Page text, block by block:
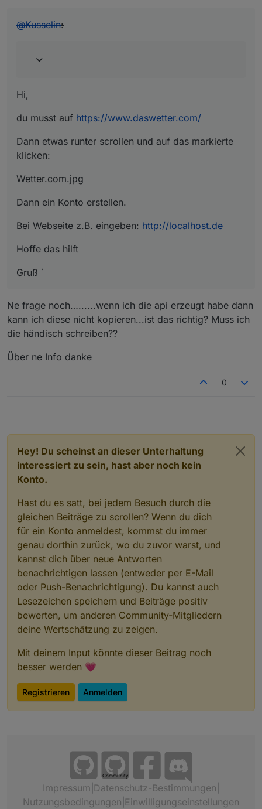
@Kusselin:
Hi,
du musst auf https://www.daswetter.com/
Dann etwas runter scrollen und auf das markierte
klicken:
Wetter.com.jpg
Dann ein Konto erstellen.
Bei Webseite z.B. eingeben: http://localhost.de
Hoffe das hilft
Gruß `
Ne frage noch…......wenn ich die api erzeugt habe dann
kann ich diese nicht kopieren...ist das richtig? Muss ich
die händisch schreiben??
Über ne Info danke
0
Hey! Du scheinst an dieser Unterhaltung
interessiert zu sein, hast aber noch kein
Konto.
Hast du es satt, bei jedem Besuch durch die
gleichen Beiträge zu scrollen? Wenn du dich
für ein Konto anmeldest, kommst du immer
genau dorthin zurück, wo du zuvor warst, und
kannst dich über neue Antworten
benachrichtigen lassen (entweder per E-Mail
oder Push-Benachrichtigung). Du kannst auch
Lesezeichen speichern und Beiträge positiv
bewerten, um anderen Community-Mitgliedern
deine Wertschätzung zu zeigen.
Mit deinem Input könnte dieser Beitrag noch
besser werden 💗
Registrieren Anmelden
Community
Impressum Datenschutz-Bestimmungen
Nutzungsbedingungen Einwilligungseinstellungen